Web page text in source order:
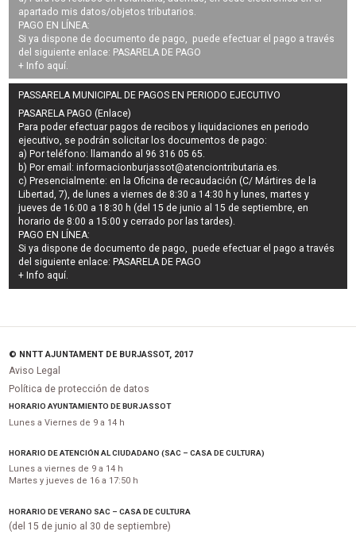
apartado mis datos/objetos tributarios.
PAGO EN LÍNEA:
Si ya dispone de documento de pago, puede efectuar el pago a través
del siguiente enlace: PASARELA DE PAGO
+ Info aquí.
PASSARELA MUNICIPAL DE PAGOS EN PERIODO EJECUTIVO
PASARELA PAGO (Enlace)
Para poder efectuar pagos derecibos y liquidaciones en periodo
ejecutivo, se podrán solicitar los documentos de pago:
a) Por teléfono: llamando al 96 316 05 65.
b) Por email:informacionburjassot@atenciontributaria.es.
c) Presencialmente: en la Oficina de recaudación (C/ Mártires de la
Libertad, 7), de lunes a viernes de 8:30 a 14:30 h y lunes, martes y
jueves de 16:00 a 18:30 h (del 15 de junio al 15 de septiembre, en
horario de 8:00 a 15:00 y cerrado por las tardes).
PAGO EN LÍNEA:
Si ya dispone de documento de pago, puede efectuar el pago a través
del siguiente enlace: PASARELA DE PAGO
+ Info aquí.
© NNTT AJUNTAMENT DE BURJASSOT, 2017
Aviso Legal
Política de protección de datos
HORARIO AYUNTAMIENTO DE BURJASSOT
Lunes a Viernes de 9 a 14 h
HORARIO DE ATENCIÓN AL CIUDADANO (SAC – CASA DE CULTURA)
Lunes a viernes de 9 a 14 h
Martes y jueves de 16 a 17:50 h
HORARIO DE VERANO SAC – CASA DE CULTURA
(del 15 de junio al 30 de septiembre)